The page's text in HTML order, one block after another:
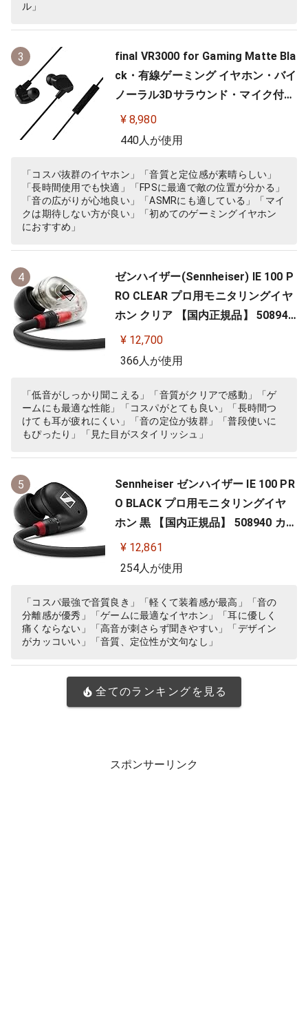
ル」
3
final VR3000 for Gaming Matte Bla
ck・有線ゲーミング イヤホン・バイ
ノーラル3Dサラウンド・マイク付き
【ゲーム/VR/バイノーラル/ASMR /
360オーディオ推奨】
¥ 8,980
440人が使用
「コスパ抜群のイヤホン」「音質と定位感が素晴らしい」
「長時間使用でも快適」「FPSに最適で敵の位置が分かる」
「音の広がりが心地良い」「ASMRにも適している」「マイ
クは期待しない方が良い」「初めてのゲーミングイヤホン
におすすめ」
4
ゼンハイザー(Sennheiser) IE 100 P
RO CLEAR プロ用モニタリングイヤ
ホン クリア 【国内正規品】 508941
カナル型 有線イヤホン
¥ 12,700
366人が使用
「低音がしっかり聞こえる」「音質がクリアで感動」「ゲ
ームにも最適な性能」「コスパがとても良い」「長時間つ
けても耳が疲れにくい」「音の定位が抜群」「普段使いに
もぴったり」「見た目がスタイリッシュ」
5
Sennheiser ゼンハイザー IE 100 PR
O BLACK プロ用モニタリングイヤ
ホン 黒 【国内正規品】 508940 カナ
ル型 有線イヤホン
¥ 12,861
254人が使用
「コスパ最強で音質良き」「軽くて装着感が最高」「音の
分離感が優秀」「ゲームに最適なイヤホン」「耳に優しく
痛くならない」「高音が刺さらず聞きやすい」「デザイン
がカッコいい」「音質、定位性が文句なし」
全てのランキングを見る
スポンサーリンク